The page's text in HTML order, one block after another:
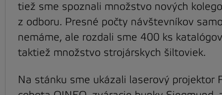
tiež sme spoznali množstvo nových
z odboru. Presné počty návštevníkov
nemáme, ale rozdali sme 400 ks
taktiež množstvo strojárskych šiltoviek.
Na stánku sme ukázali laserový projektor